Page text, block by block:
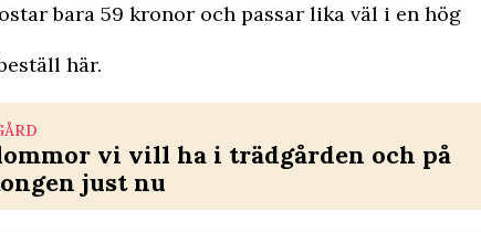
bara 59 kronor och passar lika väl i en hög
här.
vi vill ha i trädgården och på
just nu